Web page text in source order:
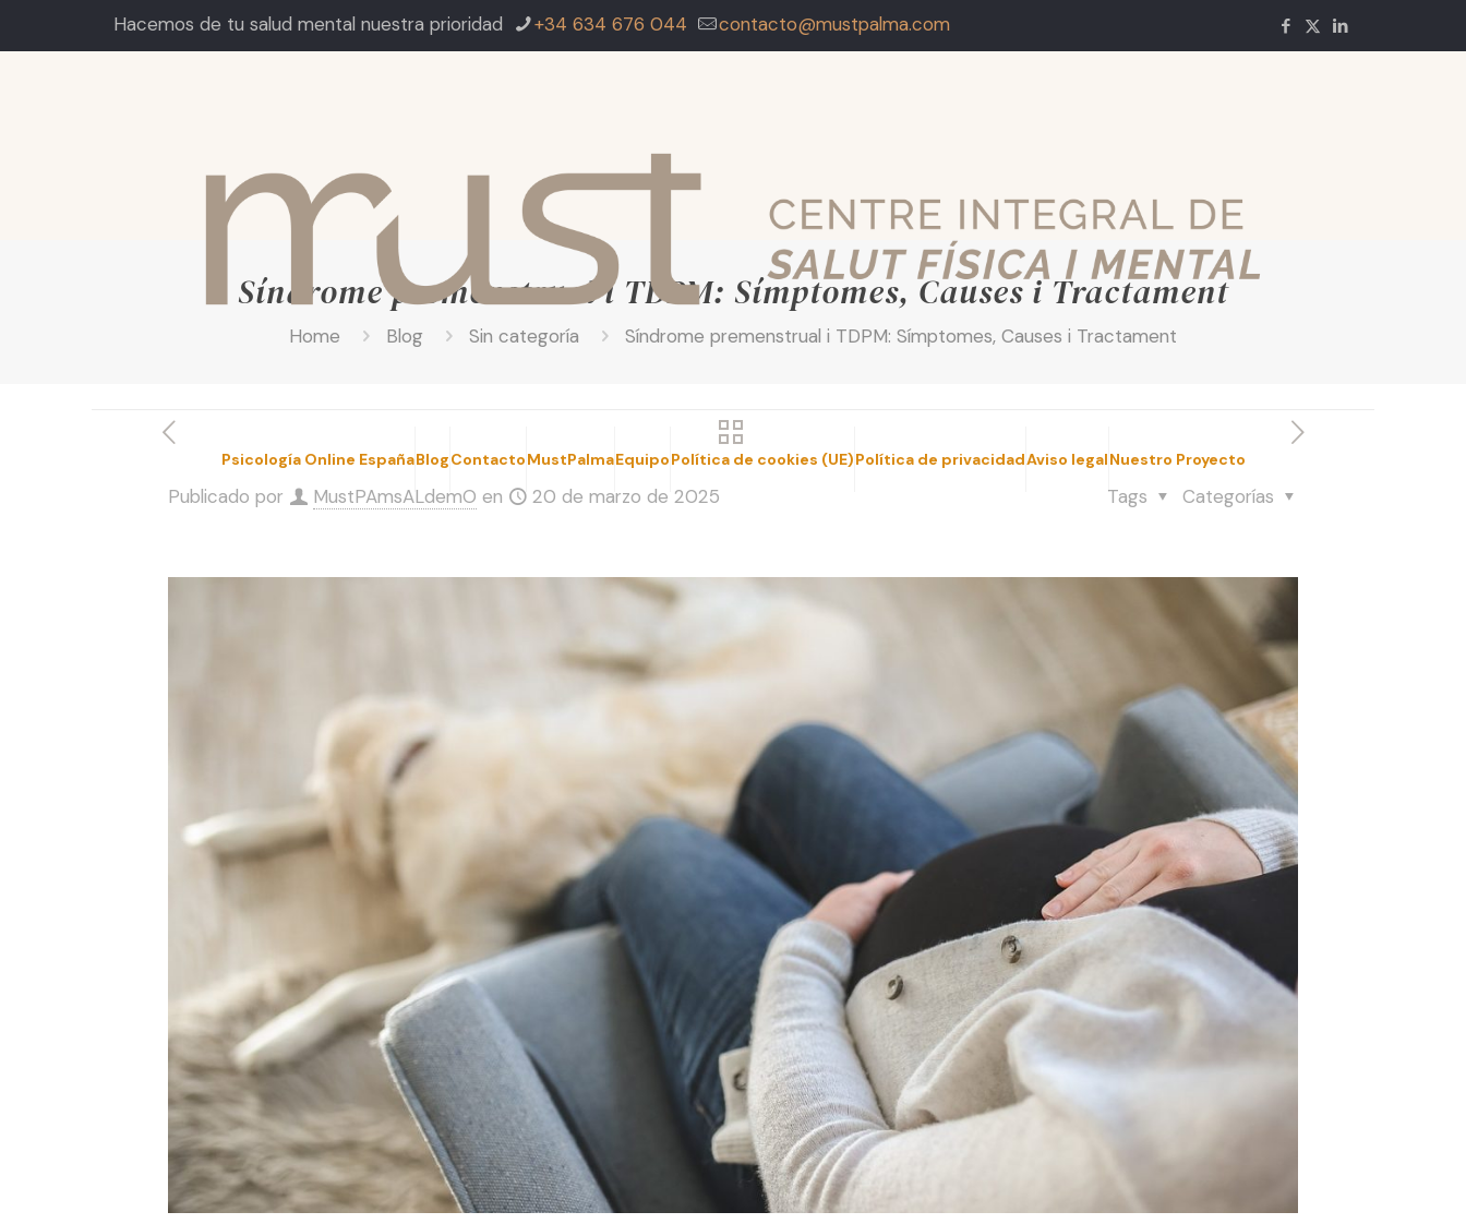
Hacemos de tu salud mental nuestra prioridad +34 634 676 044 contacto@mustpalma.com
Psicología Online EspañaBlogContactoMustPalmaEquipoPolítica de cookies (UE)Política de privacidadAviso legalNuestro Proyecto
Síndrome premenstrual i TDPM: Símptomes, Causes i Tractament
Home Blog Sin categoría Síndrome premenstrual i TDPM: Símptomes, Causes i Tractament
Publicado por MustPAmsALdemO en 20 de marzo de 2025 Categorías
Tags